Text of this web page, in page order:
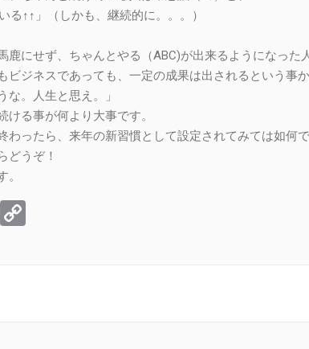
る↑↑」（しかも、継続的に。。。）
鹿にせず、ちゃんとやる（ABC)が出来るようになった
ビジネスであっても、一定の成果は出されるという事か
な。人生と思え。」
ける事が何より大事です。
わったら、来年の新習慣として設定されてみては如何
どうぞ！
。
Line